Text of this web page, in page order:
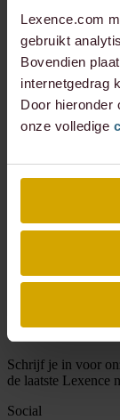
Lexence.com
gebruikt
Bovendien
internetgedrag
Door hieronder
onze volledige
Schrijf je in voor
de laatste Lexence
Social